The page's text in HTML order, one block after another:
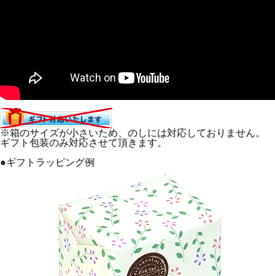
風鈴の音を鳴らす舌（ぜつ）は蝶をモチーフにしておりま
す。
※箱のサイズが小さいため、のしには対応しておりません。
ギフト包装のみ対応させて頂きます。
●ギフトラッピング例